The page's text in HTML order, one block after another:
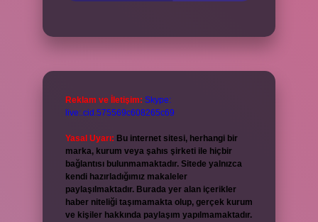
Reklam ve İletişim: Skype:
live:.cid.575569c608265c69
Yasal Uyarı: Bu internet sitesi, herhangi bir
marka, kurum veya şahıs şirketi ile hiçbir
bağlantısı bulunmamaktadır. Sitede yalnızca
kendi hazırladığımız makaleler
paylaşılmaktadır. Burada yer alan içerikler
haber niteliği taşımamakta olup, gerçek kurum
ve kişiler hakkında paylaşım yapılmamaktadır.